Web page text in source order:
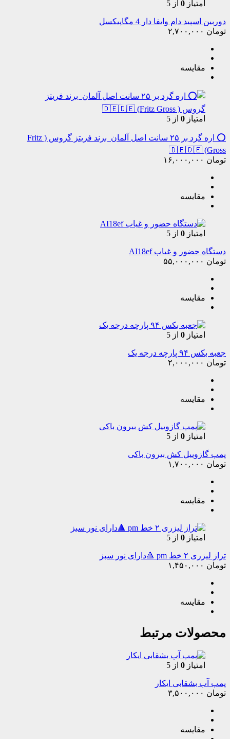
امتیاز 0 از 5
دوربین اسپید دام وایفا دار 4 مگاپیکسل
تومان
مقایسه
امتیاز 0 از 5
⭕️ اره گرد بر ۲۵ سانت اصل آلمان برند فریتز گروس ( Fritz
Gross) 🇩🇪🇩🇪
تومان
مقایسه
امتیاز 0 از 5
دستگاه حضور و غیاب AI18ef
تومان
مقایسه
امتیاز 0 از 5
جعبه بکس ۹۴ پارچه درجه یک
تومان
مقایسه
امتیاز 0 از 5
پمپ گازوییل کش بیرون باکی
تومان
مقایسه
امتیاز 0 از 5
تراز لیزری ۲ خط pm 🔺دارای نور سبز
تومان
مقایسه
محصولات مرتبط
امتیاز 0 از 5
پمپ آب بشقابی ایکار
تومان
مقایسه